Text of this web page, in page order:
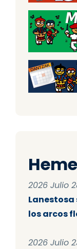
2026 Julio
los arcos
2026 Julio